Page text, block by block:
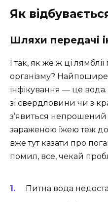
Як
Шляхи передачі
І так, як же ж ці
організму?
інфікування — це
зі свердловини чи з
з’явиться непрошений
зараженою їжею теж
вже тут казати про
помил, все, чекай
Питна вода